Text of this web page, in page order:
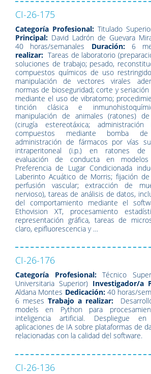
CI-26-175
Categoría Profesional: Titulado
Principal: David Ladrón de Guevara
40 horas/semanales Duración: 6
realizar: Tareas de laboratorio
soluciones de trabajo; pesado,
compuestos químicos de uso
manipulación de vectores virales
normas de bioseguridad; corte y
mediante el uso de vibratomo;
tinción clásica e
manipulación de animales (ratones)
(cirugía estereotáxica;
compuestos mediante bomba de
administración de fármacos por vías
intraperitoneal (i.p.) en ratones de
evaluación de conducta en
Preferencia de Lugar Condicionada
Laberinto Acuático de Morris; fijación
perfusión vascular; extracción de
nervioso), tareas de análisis de datos,
del comportamiento mediante el
Ethovision XT, procesamiento
representación gráfica, tareas de
claro, epifluorescencia y …
CI-26-176
Categoría Profesional:Técnico
Universitaria Superior)Investigador/a
Aldana Montes Dedicación:40 horas/
6 meses Trabajo a realizar:
models en Python para
inteligencia artificial. Despliegue
aplicaciones de IA sobre plataformas de
relacionadas con la calidad del software.
CI-26-136